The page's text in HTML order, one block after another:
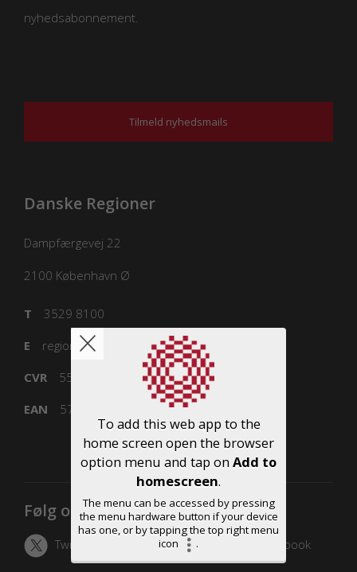
nyhedsabonnement.
Tilmeld nyhedsmails
Danske Regioner
Dampfærgevej 22
2100 København Ø
3529 8100
T
regioner@regioner.dk
E
55832218
CVR
5798000016477
EAN
Følg os
Twitter LinkedIn Facebook
To add this web app to the
home screen open the browser
option menu and tap on Add to
homescreen.
The menu can be accessed by pressing
the menu hardware button if your device
has one, or by tapping the top right menu
icon
.